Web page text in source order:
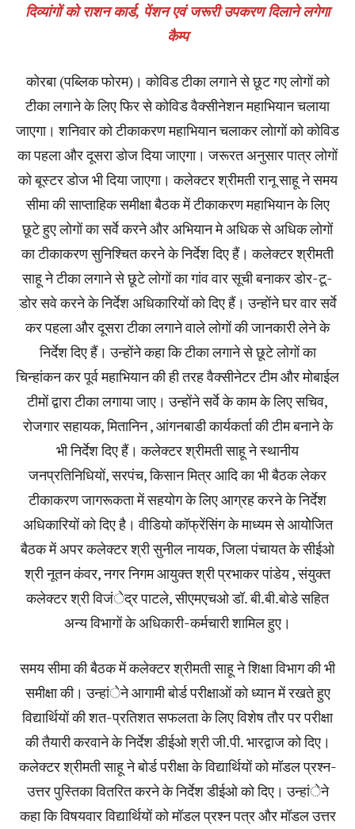
दिव्यांगों को राशन कार्ड, पेंशन एवं जरूरी उपकरण दिलाने लगेगा
कैम्प
कोरबा (पब्लिक फोरम)। कोविड टीका लगाने से छूट गए लोगों को
टीका लगाने के लिए फिर से कोविड वैक्सीनेशन महाभियान चलाया
जाएगा। शनिवार को टीकाकरण महाभियान चलाकर लोागों को कोविड
का पहला और दूसरा डोज दिया जाएगा। जरूरत अनुसार पात्र लोगों
को बूस्टर डोज भी दिया जाएगा। कलेक्टर श्रीमती रानू साहू ने समय
सीमा की साप्ताहिक समीक्षा बैठक में टीकाकरण महाभियान के लिए
छूटे हुए लोगों का सर्वे करने और अभियान मे अधिक से अधिक लोगों
का टीकाकरण सुनिश्चित करने के निर्देश दिए हैं। कलेक्टर श्रीमती
साहू ने टीका लगाने से छूटे लोगों का गांव वार सूची बनाकर डोर-टू-
डोर सवे करने के निर्देश अधिकारियों को दिए हैं। उन्होंने घर वार सर्वे
कर पहला और दूसरा टीका लगाने वाले लोगों की जानकारी लेने के
निर्देश दिए हैं। उन्होंने कहा कि टीका लगाने से छूटे लोगों का
चिन्हांकन कर पूर्व महाभियान की ही तरह वैक्सीनेटर टीम और मोबाईल
टीमों द्वारा टीका लगाया जाए। उन्होंने सर्वे के काम के लिए सचिव,
रोजगार सहायक, मितानिन , आंगनबाडी कार्यकर्ता की टीम बनाने के
भी निर्देश दिए हैं। कलेक्टर श्रीमती साहू ने स्थानीय
जनप्रतिनिधियों, सरपंच, किसान मित्र आदि का भी बैठक लेकर
टीकाकरण जागरूकता में सहयोग के लिए आग्रह करने के निर्देश
अधिकारियों को दिए है। वीडियो कॉफ्रेंसिंग के माध्यम से आयोेजित
बैठक में अपर कलेक्टर श्री सुनील नायक, जिला पंचायत के सीईओ
श्री नूतन कंवर, नगर निगम आयुक्त श्री प्रभाकर पांडेय , संयुक्त
कलेक्टर श्री विजंेद्र पाटले, सीएमएचओ डॉ. बी.बी.बोडे सहित
अन्य विभागों के अधिकारी-कर्मचारी शामिल हुए।
समय सीमा की बैठक में कलेक्टर श्रीमती साहू ने शिक्षा विभाग की भी
समीक्षा की। उन्हांेने आगामी बोर्ड परीक्षाओं को ध्यान में रखते हुए
विद्यार्थियों की शत-प्रतिशत सफलता के लिए विशेष तौर पर परीक्षा
की तैयारी करवाने के निर्देश डीईओ श्री जी.पी. भारद्वाज को दिए।
कलेक्टर श्रीमती साहू ने बोर्ड परीक्षा के विद्यार्थियों को मॉडल प्रश्न-
उत्तर पुस्तिका वितरित करने के निर्देश डीईओ को दिए। उन्हांेने
कहा कि विषयवार विद्यार्थियों को मॉडल प्रश्न पत्र और मॉडल उत्तर